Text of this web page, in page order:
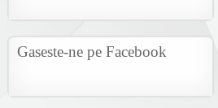
Gaseste-ne pe Facebook